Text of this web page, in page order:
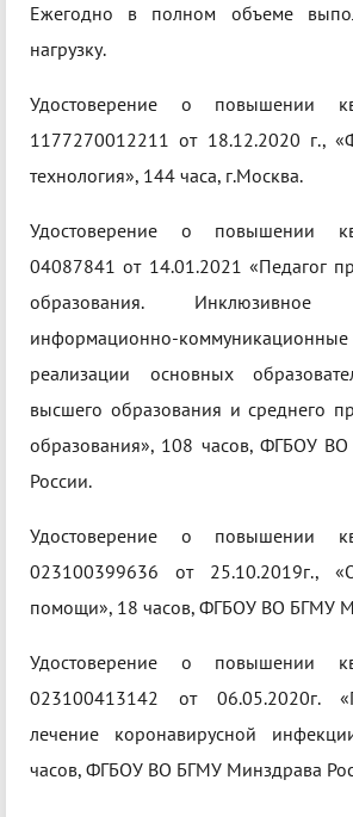
Ежегодно в полном объеме
нагрузку.
Удостоверение о повышении
1177270012211 от 18.12.2020 г.,
технология», 144 часа, г.Москва.
Удостоверение о повышении
04087841 от 14.01.2021 «Педагог
образования.
информационно-
реализации основных
высшего образования и среднего
образования», 108 часов, ФГБОУ
России.
Удостоверение о повышении
023100399636 от 25.10.2019г.,
помощи», 18 часов, ФГБОУ ВО БГМУ
Удостоверение о повышении
023100413142 от 06.05.2020г.
лечение коронавирусной
часов, ФГБОУ ВО БГМУ Минздрава